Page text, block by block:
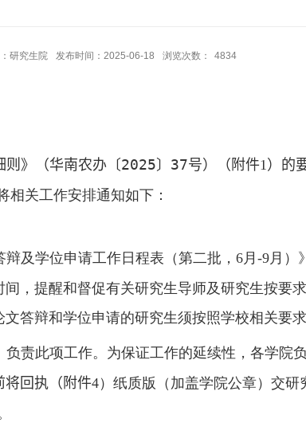
研究生院 发布时间：2025-06-18 浏览次数： 4834
则》（华南农办〔2025〕37号） （附件1 ） 的
相关工作安排通知如下：
辩及学位申请工作日程表（第二批，6 月-9 月）
，提醒和督促有关研究生导师及研究生按要
答辩和学位申请的研究生须按照学校相关要
负责此项工作。为保证工作的延续性，各学院
将回执（附件4）纸质版（加盖学院公章）交